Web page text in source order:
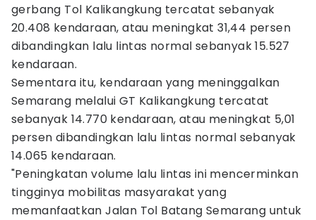
gerbang Tol Kalikangkung tercatat sebanyak
20.408 kendaraan, atau meningkat 31,44 persen
dibandingkan lalu lintas normal sebanyak 15.527
kendaraan.
Sementara itu, kendaraan yang meninggalkan
Semarang melalui GT Kalikangkung tercatat
sebanyak 14.770 kendaraan, atau meningkat 5,01
persen dibandingkan lalu lintas normal sebanyak
14.065 kendaraan.
"Peningkatan volume lalu lintas ini mencerminkan
tingginya mobilitas masyarakat yang
memanfaatkan Jalan Tol Batang Semarang untuk